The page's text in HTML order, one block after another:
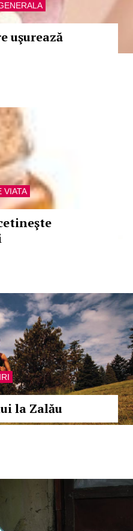
uşurează
VIATA
la Zalău